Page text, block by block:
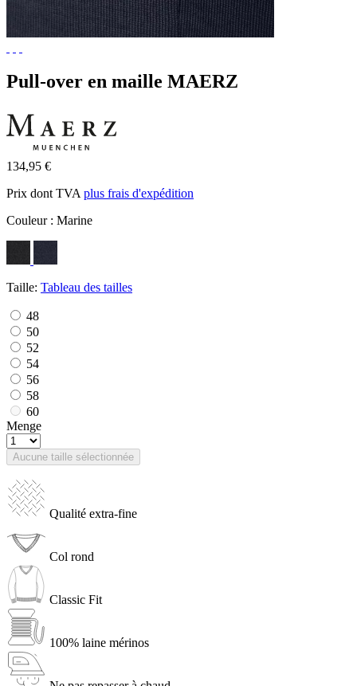
Pull-over en maille MAERZ
134,95 €
Prix dont TVA plus frais d'expédition
Couleur : Marine
Taille: Tableau des tailles
48
50
52
54
56
58
60
Menge
Aucune taille sélectionnée
Qualité extra-fine
Col rond
Classic Fit
100% laine mérinos